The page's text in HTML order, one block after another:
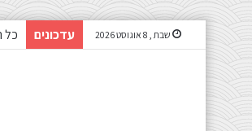
שבת , 8 אוגוסט 2026 עדכונים